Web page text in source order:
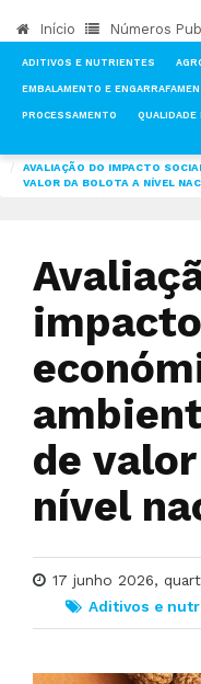
Início Números
ADITIVOS E NUTRIENTES
EMBALAMENTO E
PROCESSAMENTO QUALIDADE
AVALIAÇÃO DO IMPACTO
VALOR DA BOLOTA A NÍVEL
de
nível
17 junho 2026,
Aditivos e